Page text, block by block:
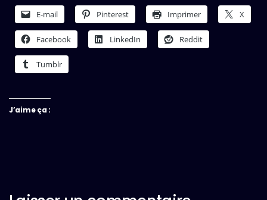
E-mail Pinterest Imprimer X
Facebook LinkedIn Reddit
Tumblr
J’aime ça :